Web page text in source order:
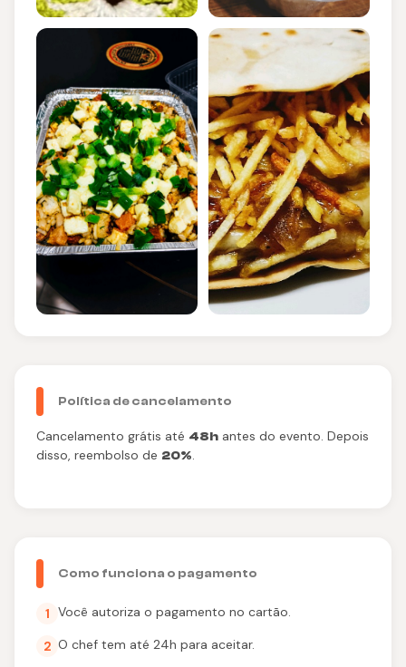
Política de cancelamento
Cancelamento grátis até 48h antes do evento. Depois
disso, reembolso de 20%.
Como funciona o pagamento
1 Você autoriza o pagamento no cartão.
2 O chef tem até 24h para aceitar.